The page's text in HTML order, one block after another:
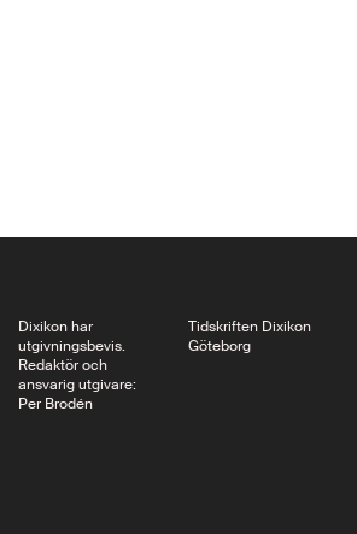
Snyder besvara i sin
Dixikon har
utgivningsbevis.
Redaktör och
ansvarig utgivare:
Per Brodén
Tidskriften Dixikon
Göteborg